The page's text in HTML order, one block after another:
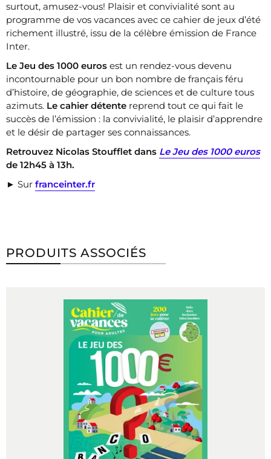
surtout, amusez-vous! Plaisir et convivialité sont au
programme de vos vacances avec ce cahier de jeux d’été
richement illustré, issu de la célèbre émission de France
Inter.
Le Jeu des 1000 euros est un rendez-vous devenu
incontournable pour un bon nombre de français féru
d’histoire, de géographie, de sciences et de culture tous
azimuts. Le cahier détente reprend tout ce qui fait le
succès de l’émission : la convivialité, le plaisir d’apprendre
et le désir de partager ses connaissances.
Retrouvez Nicolas Stoufflet dans Le Jeu des 1000 euros
de 12h45 à 13h.
► Sur franceinter.fr
PRODUITS ASSOCIÉS